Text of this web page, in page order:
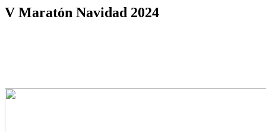
V Maratón Navidad 2024